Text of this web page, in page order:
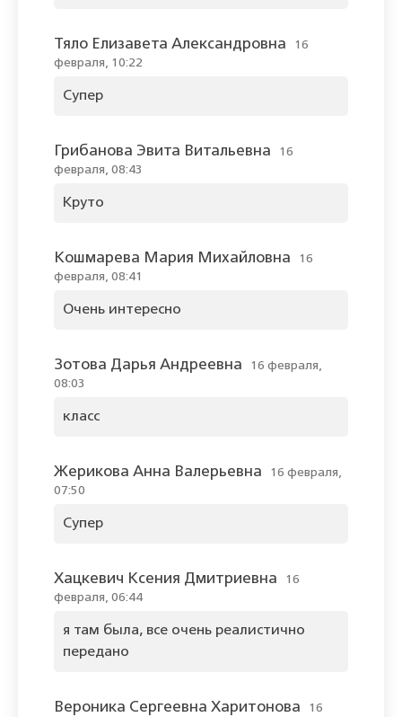
Тяло Елизавета Александровна
16
февраля, 10:22
Супер
Грибанова Эвита Витальевна
16
февраля, 08:43
Круто
Кошмарева Мария Михайловна
16
февраля, 08:41
Очень интересно
Зотова Дарья Андреевна
16 февраля,
08:03
класс
Жерикова Анна Валерьевна
16 февраля,
07:50
Супер
Хацкевич Ксения Дмитриевна
16
февраля, 06:44
я там была, все очень реалистично
передано
Вероника Сергеевна Харитонова
16